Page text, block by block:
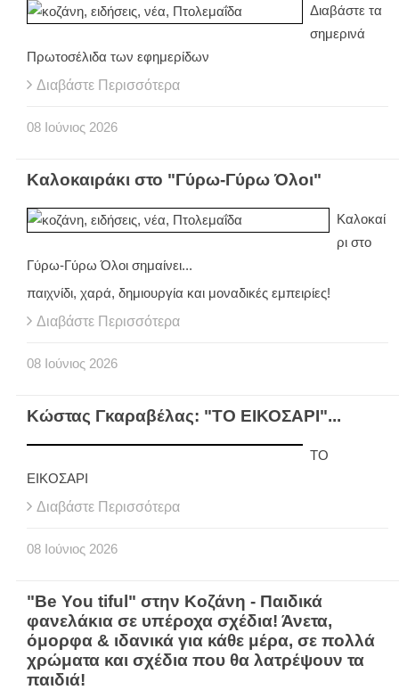
Διαβάστε τα
σημερινά
Πρωτοσέλιδα των εφημερίδων
Διαβάστε Περισσότερα
08 Ιούνιος 2026
Καλοκαιράκι στο "Γύρω-Γύρω Όλοι"
Καλοκαί
ρι στο
Γύρω-Γύρω Όλοι σημαίνει...
παιχνίδι, χαρά, δημιουργία και μοναδικές εμπειρίες!
Διαβάστε Περισσότερα
08 Ιούνιος 2026
Κώστας Γκαραβέλας: "ΤΟ ΕΙΚΟΣΑΡΙ"...
ΤΟ
ΕΙΚΟΣΑΡΙ
Διαβάστε Περισσότερα
08 Ιούνιος 2026
"Be You tiful" στην Κοζάνη - Παιδικά
φανελάκια σε υπέροχα σχέδια! Άνετα,
όμορφα & ιδανικά για κάθε μέρα, σε πολλά
χρώματα και σχέδια που θα λατρέψουν τα
παιδιά!